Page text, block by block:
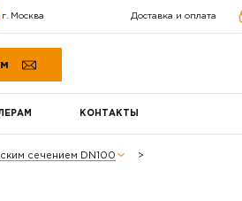
г. Москва Доставка и оплата
КОНТАКТЫ
сечением DN100